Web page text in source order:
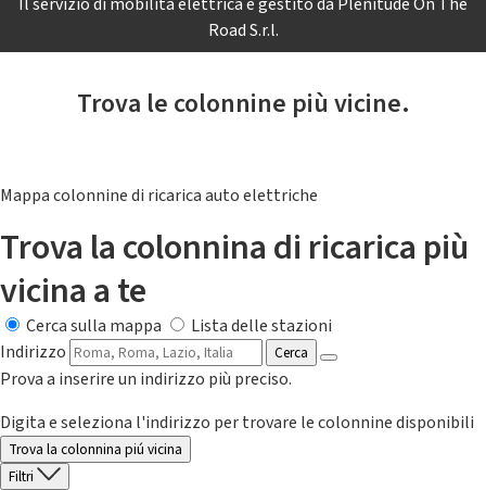
Road S.r.l.
Trova le colonnine più vicine.
Mappa colonnine di ricarica auto elettriche
Trova la colonnina di ricarica più
vicina a te
Cerca sulla mappa
Lista delle stazioni
Indirizzo
Cerca
Prova a inserire un indirizzo più preciso.
Digita e seleziona l'indirizzo per trovare le colonnine disponibili
Trova la colonnina piú vicina
Filtri